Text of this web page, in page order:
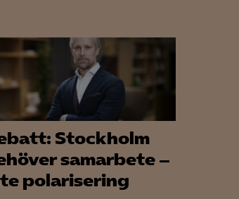
Stockholm
samarbete –
polarisering